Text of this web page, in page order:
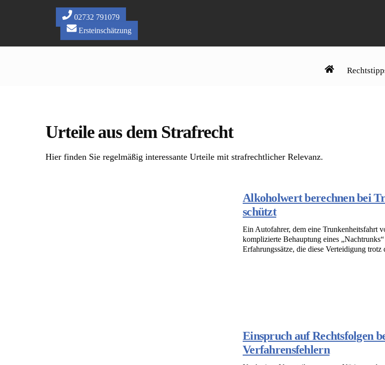
02732 791079
Ersteinschätzung
Urteile aus dem Strafrecht
Hier finden Sie regelmäßig interessante Urteile mit strafrechtlicher Relevanz.
Alkoholwert berechnen bei
schützt
Ein Autofahrer, dem eine Trunkenheitsfahrt
komplizierte Behauptung eines
Erfahrungssätze, die diese Verteidigung
Einspruch auf Rechtsfolgen
Verfahrensfehlern